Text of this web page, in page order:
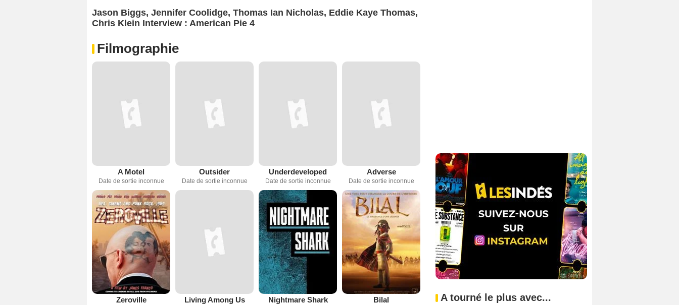
Jason Biggs, Jennifer Coolidge, Thomas Ian Nicholas, Eddie Kaye Thomas,
Chris Klein Interview : American Pie 4
Filmographie
A Motel
Date de sortie inconnue
Outsider
Date de sortie inconnue
Underdeveloped
Date de sortie inconnue
Adverse
Date de sortie inconnue
Zeroville Living Among Us Nightmare Shark Bilal A tourné le plus avec...